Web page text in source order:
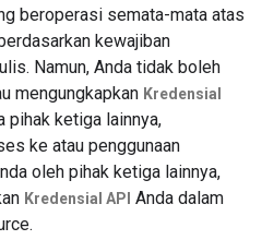
beroperasi semata-mata atas
kewajiban
Namun, Anda tidak boleh
mengungkapkan Kredensial
pihak ketiga lainnya,
ke atau penggunaan
oleh pihak ketiga lainnya,
Kredensial API Anda dalam